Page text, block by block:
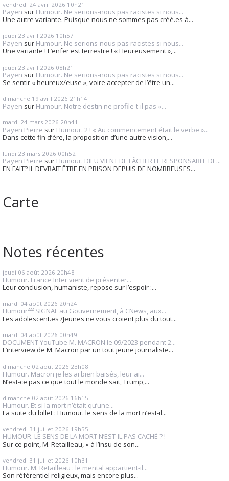
vendredi 24 avril 2026 10h21
Payen sur Humour. Ne serions-nous pas racistes si nous...
Une autre variante. Puisque nous ne sommes pas créé.es à...
jeudi 23 avril 2026 10h57
Payen sur Humour. Ne serions-nous pas racistes si nous...
Une variante ! L’enfer est terrestre ! « Heureusement »,...
jeudi 23 avril 2026 08h21
Payen sur Humour. Ne serions-nous pas racistes si nous...
Se sentir « heureux/euse », voire accepter de l’être un...
dimanche 19 avril 2026 21h14
Payen sur Humour. Notre destin ne profile-t-il pas «...
mardi 24 mars 2026 20h41
Payen Pierre sur Humour. 2 ! « Au commencement était le verbe »...
Dans cette fin d’ère, la proposition d’une autre vision,...
lundi 23 mars 2026 00h52
Payen Pierre sur Humour. DIEU VIENT DE LÂCHER LE RESPONSABLE DE...
EN FAIT? IL DEVRAIT ÊTRE EN PRISON DEPUIS DE NOMBREUSES...
Carte
Notes récentes
jeudi 06 août 2026 20h48
Humour. France Inter vient de présenter...
Leur conclusion, humaniste, repose sur l’espoir :...
mardi 04 août 2026 20h24
Humour²²² SIGNAL au Gouvernement, à CNews, aux...
Les adolescent.es /Jeunes ne vous croient plus du tout...
mardi 04 août 2026 00h49
DOCUMENT YouTube M. MACRON le 09/2023 pendant 2...
L’interview de M. Macron par un tout jeune journaliste...
dimanche 02 août 2026 23h08
Humour. Macron je les ai bien baisés, leur ai...
N’est-ce pas ce que tout le monde sait, Trump,...
dimanche 02 août 2026 16h15
Humour. Et si la mort n’était qu’une...
La suite du billet : Humour. le sens de la mort n’est-il...
vendredi 31 juillet 2026 19h55
HUMOUR. LE SENS DE LA MORT N’EST-IL PAS CACHÉ ? !
Sur ce point, M. Retailleau, « à l’insu de son...
vendredi 31 juillet 2026 10h31
Humour. M. Retailleau : le mental appartient-il...
Son référentiel religieux, mais encore plus...